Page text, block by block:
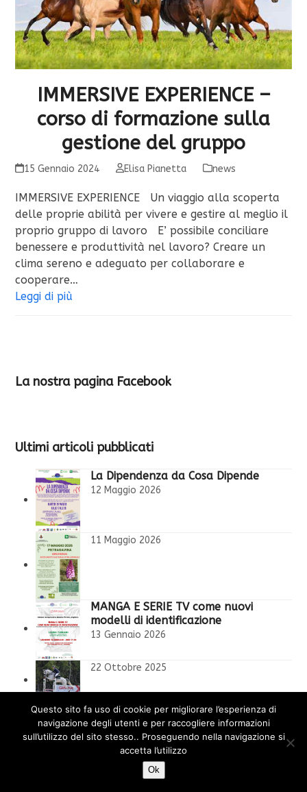
IMMERSIVE EXPERIENCE –
corso di formazione sulla
gestione del gruppo
15 Gennaio 2024 Elisa Pianetta news
IMMERSIVE EXPERIENCE Un viaggio alla scoperta
delle proprie abilità per vivere e gestire al meglio il
proprio gruppo di lavoro E’ possibile conciliare
benessere e produttività nel lavoro? Creare un
clima sereno e adeguato per collaborare e
cooperare…
Leggi di più
La nostra pagina Facebook
Ultimi articoli pubblicati
La Dipendenza da Cosa Dipende
12 Maggio 2026
11 Maggio 2026
MANGA E SERIE TV come nuovi
modelli di identificazione
13 Gennaio 2026
22 Ottobre 2025
l’orco in cameretta
7 Ottobre 2025
Questo sito fa uso di cookie per migliorare l’esperienza di
navigazione degli utenti e per raccogliere informazioni
sull’utilizzo del sito stesso.. Proseguendo nella navigazione si
accetta l’utilizzo
Ok